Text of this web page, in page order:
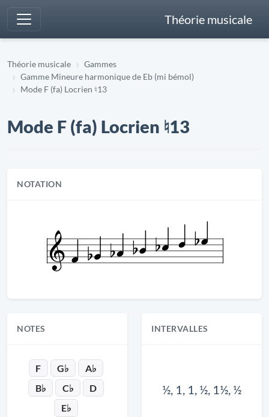
Théorie musicale
Théorie musicale
Gammes
Gamme Mineure harmonique de Eb (mi bémol)
Mode F (fa) Locrien ♮13
Mode F (fa) Locrien ♮13
NOTATION
NOTES
F G♭
A♭
B♭
C♭
D
E♭
INTERVALLES
½, 1, 1, ½, 1½, ½